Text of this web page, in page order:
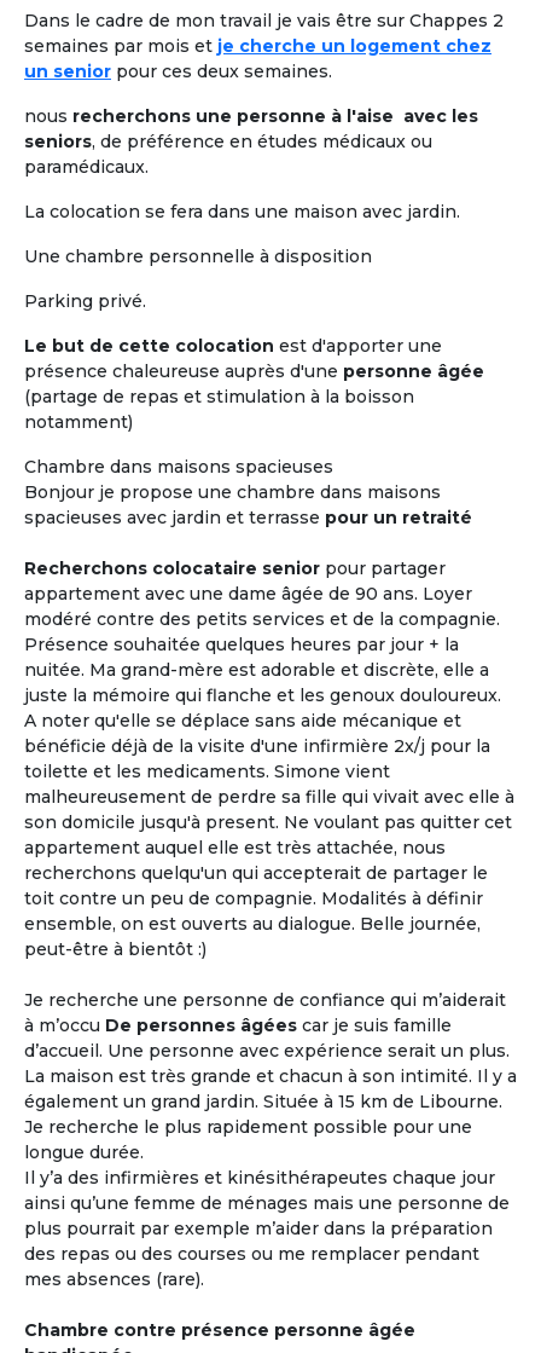
Dans le cadre de mon travail je vais être sur Chappes 2
semaines par mois et je cherche un logement chez
un senior pour ces deux semaines.
nous recherchons une personne à l'aise avec les
seniors, de préférence en études médicaux ou
paramédicaux.
La colocation se fera dans une maison avec jardin.
Une chambre personnelle à disposition
Parking privé.
Le but de cette colocation est d'apporter une
présence chaleureuse auprès d'une personne âgée
(partage de repas et stimulation à la boisson
notamment)
Chambre dans maisons spacieuses
Bonjour je propose une chambre dans maisons
spacieuses avec jardin et terrasse pour un retraité
Recherchons colocataire senior pour partager
appartement avec une dame âgée de 90 ans. Loyer
modéré contre des petits services et de la compagnie.
Présence souhaitée quelques heures par jour + la
nuitée. Ma grand-mère est adorable et discrète, elle a
juste la mémoire qui flanche et les genoux douloureux.
A noter qu'elle se déplace sans aide mécanique et
bénéficie déjà de la visite d'une infirmière 2x/j pour la
toilette et les medicaments. Simone vient
malheureusement de perdre sa fille qui vivait avec elle à
son domicile jusqu'à present. Ne voulant pas quitter cet
appartement auquel elle est très attachée, nous
recherchons quelqu'un qui accepterait de partager le
toit contre un peu de compagnie. Modalités à définir
ensemble, on est ouverts au dialogue. Belle journée,
peut-être à bientôt :)
Je recherche une personne de confiance qui m’aiderait
à m’occu De personnes âgées car je suis famille
d’accueil. Une personne avec expérience serait un plus.
La maison est très grande et chacun à son intimité. Il y a
également un grand jardin. Située à 15 km de Libourne.
Je recherche le plus rapidement possible pour une
longue durée.
Il y’a des infirmières et kinésithérapeutes chaque jour
ainsi qu’une femme de ménages mais une personne de
plus pourrait par exemple m’aider dans la préparation
des repas ou des courses ou me remplacer pendant
mes absences (rare).
Chambre contre présence personne âgée